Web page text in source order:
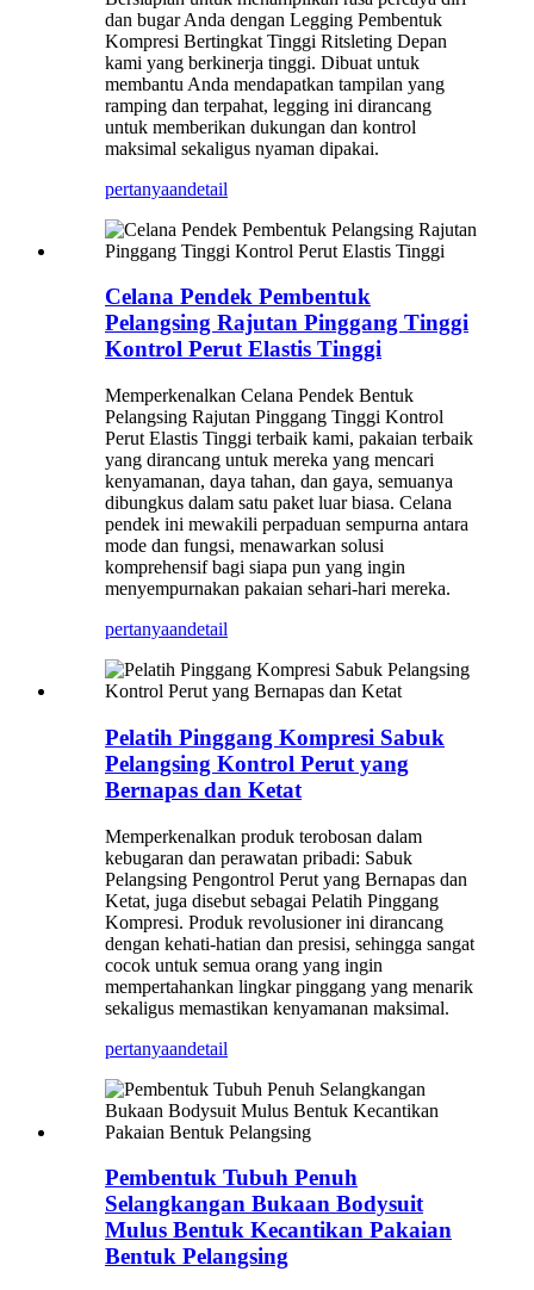
dan bugar Anda dengan Legging Pembentuk
Kompresi Bertingkat Tinggi Ritsleting Depan
kami yang berkinerja tinggi. Dibuat untuk
membantu Anda mendapatkan tampilan yang
ramping dan terpahat, legging ini dirancang
untuk memberikan dukungan dan kontrol
maksimal sekaligus nyaman dipakai.
pertanyaandetail
Celana Pendek Pembentuk
Pelangsing Rajutan Pinggang Tinggi
Kontrol Perut Elastis Tinggi
Memperkenalkan Celana Pendek Bentuk
Pelangsing Rajutan Pinggang Tinggi Kontrol
Perut Elastis Tinggi terbaik kami, pakaian terbaik
yang dirancang untuk mereka yang mencari
kenyamanan, daya tahan, dan gaya, semuanya
dibungkus dalam satu paket luar biasa. Celana
pendek ini mewakili perpaduan sempurna antara
mode dan fungsi, menawarkan solusi
komprehensif bagi siapa pun yang ingin
menyempurnakan pakaian sehari-hari mereka.
pertanyaandetail
Pelatih Pinggang Kompresi Sabuk
Pelangsing Kontrol Perut yang
Bernapas dan Ketat
Memperkenalkan produk terobosan dalam
kebugaran dan perawatan pribadi: Sabuk
Pelangsing Pengontrol Perut yang Bernapas dan
Ketat, juga disebut sebagai Pelatih Pinggang
Kompresi. Produk revolusioner ini dirancang
dengan kehati-hatian dan presisi, sehingga sangat
cocok untuk semua orang yang ingin
mempertahankan lingkar pinggang yang menarik
sekaligus memastikan kenyamanan maksimal.
pertanyaandetail
Pembentuk Tubuh Penuh
Selangkangan Bukaan Bodysuit
Mulus Bentuk Kecantikan Pakaian
Bentuk Pelangsing